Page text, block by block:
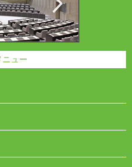
ニュー